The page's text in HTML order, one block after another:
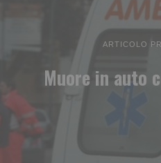
ARTICOLO
Muore in auto